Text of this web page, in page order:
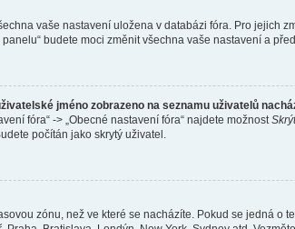
vaše nastavení uložena v databázi fóra. Pro jejich
budete moci změnit všechna vaše nastavení a
jméno zobrazeno na seznamu uživatelů
fóra“ -> „Obecné nastavení fóra“ najdete možnost
počítán jako skrytý uživatel.
zónu, než ve které se nacházíte. Pokud se jedná o